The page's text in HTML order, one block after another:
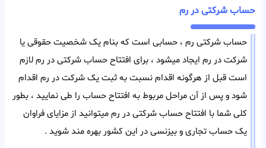
حساب شرکتی در رم
حساب شرکتی رم ، حسابی است که بنام یک شخصیت حقوقی یا
شرکت در رم ایجاد میشود ، برای افتتاح حساب شرکتی در رم لازم
است قبل از هرگونه اقدام نسبت به ثبت یک شرکت در رم اقدام
شود و پس از آن مراحل مربوط به افتتاح حساب را طی نمایید ، بطور
کلی شما با افتتاح حساب شرکتی در رم میتوانید از مزایای فراوان
یک حساب تجاری و بیزنسی در این کشور بهره مند شوید .